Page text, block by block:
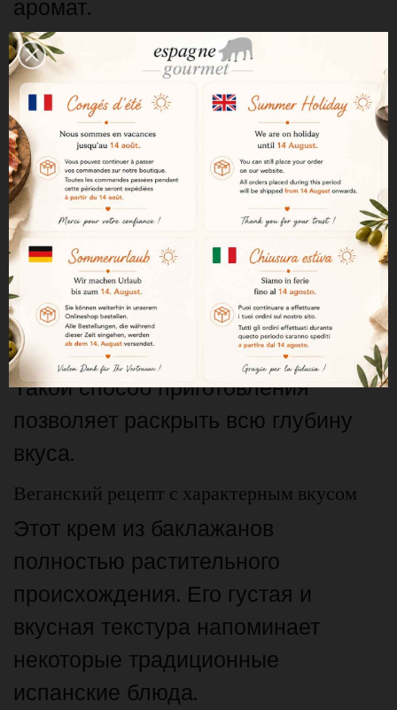
аромат.
Тщательно отобранные баклажаны
Баклажаны отбираются в момент
полной зрелости, чтобы после
приготовления получить
насыщенный вкус и идеальную
текстуру.
Традиционный способ приготовления
Баклажаны очищаются вручную, а
затем медленно готовятся с луком,
оливковым маслом и специями.
Такой способ приготовления
позволяет раскрыть всю глубину
вкуса.
Веганский рецепт с характерным вкусом
Этот крем из баклажанов
полностью растительного
происхождения. Его густая и
вкусная текстура напоминает
некоторые традиционные
испанские блюда.